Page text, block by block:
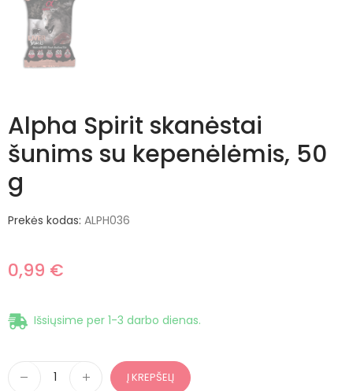
Alpha Spirit skanėstai
šunims su kepenėlėmis, 50
g
Prekės kodas: ALPH036
0,99 €
Išsiųsime per 1-3 darbo dienas.
Į KREPŠELĮ